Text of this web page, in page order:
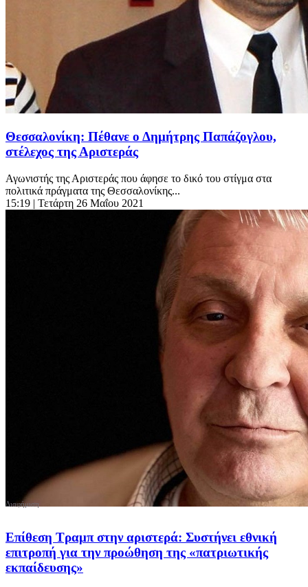
Θεσσαλονίκη: Πέθανε ο Δημήτρης Παπάζογλου,
στέλεχος της Αριστεράς
Αγωνιστής της Αριστεράς που άφησε το δικό του στίγμα στα
πολιτικά πράγματα της Θεσσαλονίκης...
15:19 | Τετάρτη 26 Μαΐου 2021
Επίθεση Τραμπ στην αριστερά: Συστήνει εθνική
επιτροπή για την προώθηση της «πατριωτικής
εκπαίδευσης»